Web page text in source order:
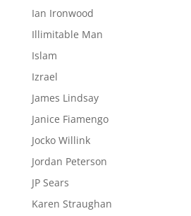
Ian Ironwood
Illimitable Man
Islam
Izrael
James Lindsay
Janice Fiamengo
Jocko Willink
Jordan Peterson
JP Sears
Karen Straughan